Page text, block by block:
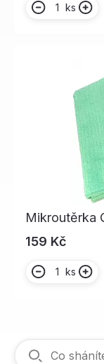
ks
Mikroutěrka
159 Kč
ks